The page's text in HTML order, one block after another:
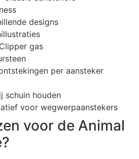
designs
gas
per aansteker
schuin houden
voor wegwerpaanstekers
voor de Animal